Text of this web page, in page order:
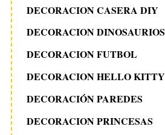
DECORACION CASERA DIY
DECORACION DINOSAURIOS
DECORACION FUTBOL
DECORACION HELLO KITTY
DECORACIÓN PAREDES
DECORACION PRINCESAS